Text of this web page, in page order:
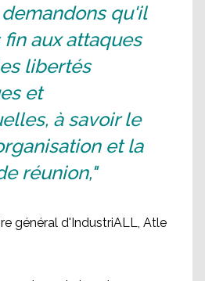
qu'il
aux attaques
libertés
et
à savoir le
et la
réunion,"
général d'IndustriALL, Atle